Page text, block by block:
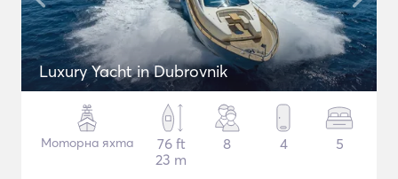
Luxury Yacht in Dubrovnik
Моторна яхта
76 ft
23 m
8 4 5